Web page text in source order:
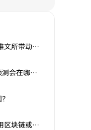
投资者如何避免被埃隆·马斯克的推文所带动的炒作？
比特币的下一个支撑位分析师们预测会在哪里？
埃隆·马斯克如何在他的公司中使用区块链或加密货币？